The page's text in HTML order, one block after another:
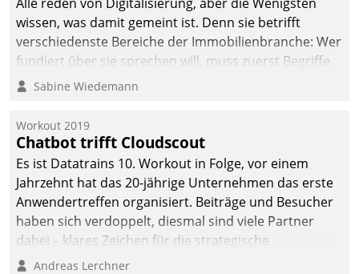
wissen, was damit gemeint ist. Denn sie betrifft
verschiedenste Bereiche der Immobilienbranche: Wer
fundiert über sie sprechen will, muss zuerst Begriffe
klären. Ein Aspekt ist die betriebliche Optimierung:
Einsparungen durch optimierte und automatisierte
Prozesse. Doch man darf nicht zu viel erwarten: Allein
mit der Einführung einer neuen Software ist es nicht
getan. Die Digitalisierung erfordert von Unternehmen
die Bereitschaft, sich zu überprüfen, zu hinterfragen
und zu verändern.
Sabine Wiedemann
Workout 2019
Chatbot trifft Cloudscout
Es ist Datatrains 10. Workout in Folge, vor einem
Jahrzehnt hat das 20-jährige Unternehmen das erste
Anwendertreffen organisiert. Beiträge und Besucher
haben sich verdoppelt, diesmal sind viele Partner
dabei – klares Zeichen für die strategische
Fokussierung auf den Kunden.
Andreas Lerchner